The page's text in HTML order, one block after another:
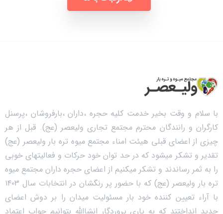
با سلام و وقت بخیر خدمت کلیه حجره ،داران ،بارفروشان ،پرسنل
کارگران و رانندگان محترم مجتمع تجاری ولیعصر (عج). قبل از هر
چیزی از اعضای قبلی هیئت امناء مجتمع میوه تره بار ولیعصر (عج)
تقدیر و تشکر میشود که در حد توان خود حرکات و فعالیتهای خوبی
را به ثمر رساندند و تشکر میکنیم از اعضای حجره داران مجتمع میوه
تره بار ولیعصر (عج) که با حضور پر رنگشان در انتخابات سال ۱۴۰۳
با آراء تعیین کننده خود بار مسئولیت میدان را بر دوش اعضای
جدید انداختند که به یاری پروردگار انشاالله بتوانیم جواب اعتماد